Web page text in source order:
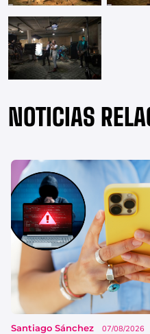
NOTICIAS
Santiago Sánchez 07/08/2026